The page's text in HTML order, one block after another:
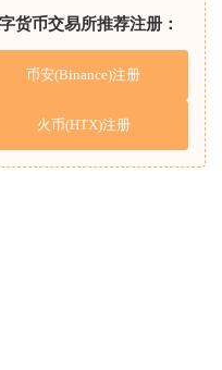
货币交易所推荐注册：
币安(Binance)注册
火币(HTX)注册